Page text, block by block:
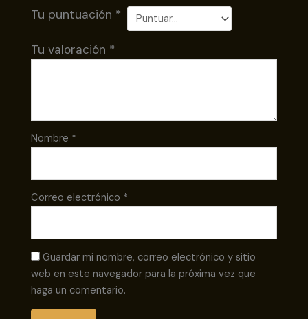
Tu puntuación *
Tu valoración *
Nombre *
Correo electrónico *
Guardar mi nombre, correo electrónico y sitio
web en este navegador para la próxima vez que
haga un comentario.